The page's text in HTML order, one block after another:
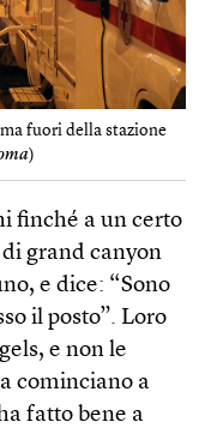
fuori della stazione
)
finché a un certo
grand canyon
e dice: “Sono
il posto”. Loro
e non le
cominciano a
fatto bene a